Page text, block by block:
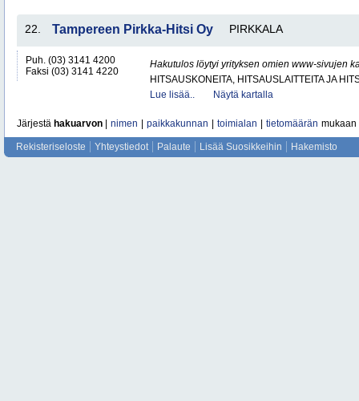
22. Tampereen Pirkka-Hitsi Oy PIRKKALA
Puh. (03) 3141 4200
Faksi (03) 3141 4220
Hakutulos löytyi yrityksen omien www-sivujen
HITSAUSKONEITA, HITSAUSLAITTEITA JA
Lue lisää..
Näytä kartalla
Järjestä hakuarvon nimen paikkakunnan toimialan tietomäärän mukaan
Rekisteriseloste Yhteystiedot Palaute Lisää Suosikkeihin Hakemisto